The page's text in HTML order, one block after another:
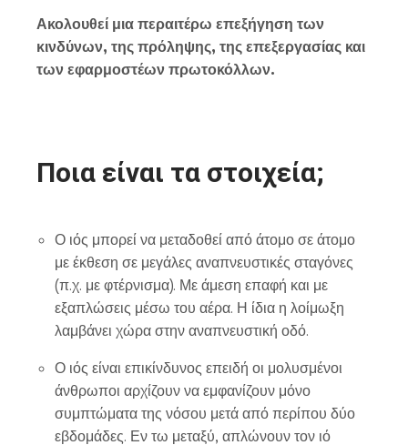
Ακολουθεί μια περαιτέρω επεξήγηση των
κινδύνων, της πρόληψης, της επεξεργασίας και
των εφαρμοστέων πρωτοκόλλων.
Ποια είναι τα στοιχεία;
Ο ιός μπορεί να μεταδοθεί από άτομο σε άτομο
με έκθεση σε μεγάλες αναπνευστικές σταγόνες
(π.χ. με φτέρνισμα). Με άμεση επαφή και με
εξαπλώσεις μέσω του αέρα. Η ίδια η λοίμωξη
λαμβάνει χώρα στην αναπνευστική οδό.
Ο ιός είναι επικίνδυνος επειδή οι μολυσμένοι
άνθρωποι αρχίζουν να εμφανίζουν μόνο
συμπτώματα της νόσου μετά από περίπου δύο
εβδομάδες. Εν τω μεταξύ, απλώνουν τον ιό